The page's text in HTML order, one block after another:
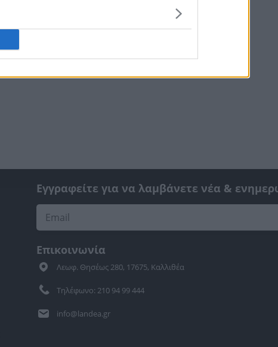
Εγγραφείτε για να λαμβάνετε νέα &
Επικοινωνία
Λεωφ. Θησέως 280, 17675, Καλλιθέα
Τηλέφωνο: 210 94 99 444
info@landea.gr